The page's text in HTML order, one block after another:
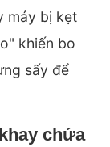
máy bị kẹt
khiến bo
sấy để
chứa